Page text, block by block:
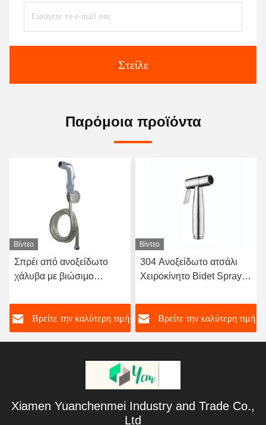
Στείλε
Παρόμοια προϊόντα
Βίντεο
Σπρέι από ανοξείδωτο
χάλυβα με βιώσιμο
σχεδιασμό για χρήση στο
μπάνιοΒρείτε την καλύτερη τιμή
Βίντεο
304 Ανοξείδωτο ατσάλι
Χειροκίνητο Bidet Sprayer
Πίεσης και 5ετή Εγγύηση
Βρείτε την καλύτερη τιμή
Xiamen Yuanchenmei Industry and Trade Co.,
Ltd